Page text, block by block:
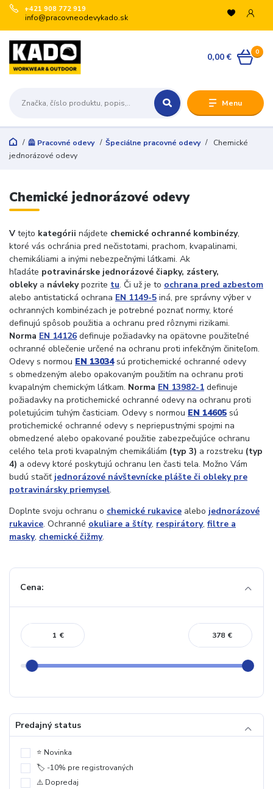
Menu
+421 908 772 919
info@pracovneodevykado.sk
0
0,00 €
🦺 Pracovné odevy Špeciálne pracovné odevy
Chemické
jednorázové odevy
Chemické jednorázové odevy
V tejto kategórii nájdete chemické ochranné kombinézy,
ktoré vás ochránia pred nečistotami, prachom, kvapalinami,
chemikáliami a inými nebezpečnými látkami. Ak
hľadáte potravinárske jednorázové čiapky, zástery,
obleky a návlekypozrite tu. Či už je to ochrana pred azbestom
alebo antistatická ochrana EN 1149-5 iná, pre správny výber v
ochranných kombinézach je potrebné poznať normy, ktoré
definujú spôsob použitia a ochranu pred rôznymi rizikami.
Norma EN 14126 definuje požiadavky na opätovne použiteľné
ochranné oblečenie určené na ochranu proti infekčným činiteľom.
Odevy s normou EN 13034sú protichemické ochranné odevy
s obmedzeným alebo opakovaným použitím na ochranu proti
kvapalným chemickým látkam. Norma EN 13982-1 definuje
požiadavky na protichemické ochranné odevy na ochranu proti
poletujúcim tuhým časticiam. Odevy s normou EN 14605 sú
protichemické ochranné odevy s nepriepustnými spojmi na
obmedzené alebo opakované použitie zabezpečujúce ochranu
celého tela proti kvapalným chemikáliám (typ 3) a rozstreku (typ
4) a odevy ktoré poskytujú ochranu len časti tela. Možno Vám
budú stačiť jednorázové návštevnícke plášte či obleky pre
potravinársky priemysel.
Doplnte svoju ochranu o chemické rukavice alebo jednorázové
rukavice. Ochranné okuliare a štíty, respirátory, filtre a
masky, chemické čižmy.
Cena:
€ €
Predajný status
⭐️ Novinka
🏷️ -10% pre registrovaných
⚠️ Dopredaj
VYUŽITE ZĽAVY
🏷️ -10 % pre registrovaných na vybrané značky
(ARTRA, ARDON, VM, BENNON, ATG, B-WELL, GIBLOR’S
🛒 Množstevné zľavy v košíku:
€200 → -5 %
€500 → -10 %
€1 000 → -15 %
Odoslať
Zatvoriť